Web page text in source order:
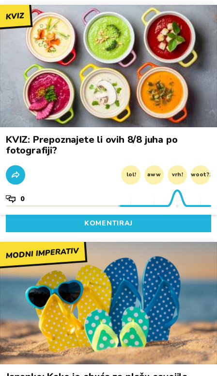
KVIZ
KVIZ: Prepoznajete li ovih 8/8 juha po
fotografiji?
lol! aww vrh! woot?!
0
KOMENTIRAJ
MODNI IMPERATIV